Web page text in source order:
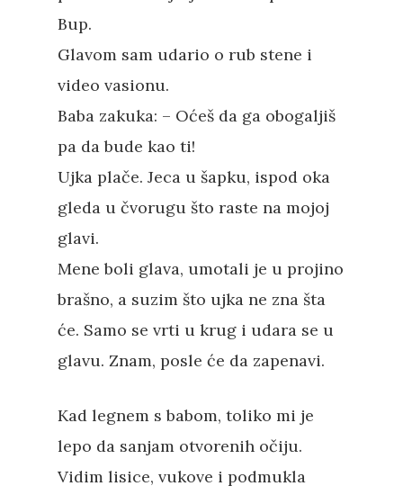
Bup.
Glavom sam udario o rub stene i
video vasionu.
Baba zakuka: – Oćeš da ga obogaljiš
pa da bude kao ti!
Ujka plače. Jeca u šapku, ispod oka
gleda u čvorugu što raste na mojoj
glavi.
Mene boli glava, umotali je u projino
brašno, a suzim što ujka ne zna šta
će. Samo se vrti u krug i udara se u
glavu. Znam, posle će da zapenavi.
Kad legnem s babom, toliko mi je
lepo da sanjam otvorenih očiju.
Vidim lisice, vukove i podmukla